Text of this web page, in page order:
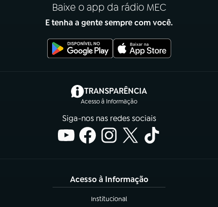
Baixe o app da rádio MEC
E tenha a gente sempre com você.
TRANSPARÊNCIA
Acesso à Informação
(abre em nova aba)
Siga-nos nas redes sociais
Acesso à Informação
Institucional
(abre em nova aba)